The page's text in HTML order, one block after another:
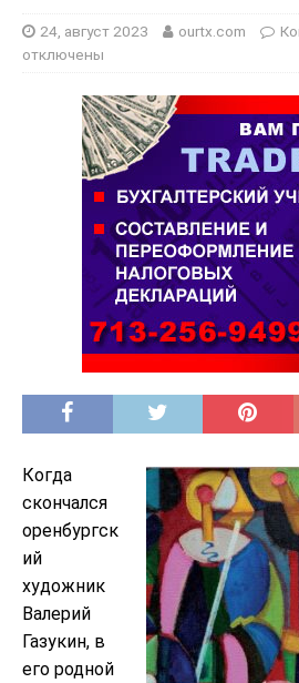
24, август 2023 ourtx.com
отключены
Когда
скончался
оренбургск
ий
художник
Валерий
Газукин, в
его родной